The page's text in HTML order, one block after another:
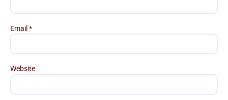
Email *
Website